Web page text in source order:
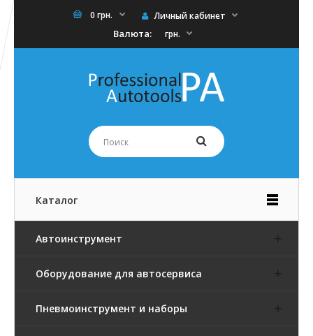
0 грн. Личный кабинет
Валюта: грн.
Каталог
Автоинструмент
Оборудование для автосервиса
Пневмоинструмент и наборы